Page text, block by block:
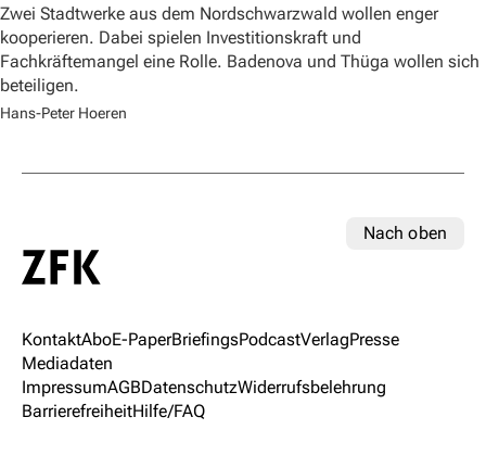
Zwei Stadtwerke aus dem Nordschwarzwald wollen enger
kooperieren. Dabei spielen Investitionskraft und
Fachkräftemangel eine Rolle. Badenova und Thüga wollen sich
beteiligen.
Hans-Peter Hoeren
Nach oben
KontaktAboE-PaperBriefingsPodcastVerlagPresse
Mediadaten
ImpressumAGBDatenschutzWiderrufsbelehrung
BarrierefreiheitHilfe/FAQ